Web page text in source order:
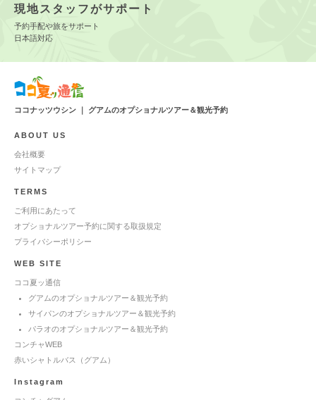
現地スタッフがサポート
予約手配や旅をサポート
日本語対応
ココナッツウシン ｜ グアムのオプショナルツアー＆観光予約
ABOUT US
会社概要
サイトマップ
TERMS
ご利用にあたって
オプショナルツアー予約に関する取扱規定
プライバシーポリシー
WEB SITE
ココ夏ッ通信
グアムのオプショナルツアー＆観光予約
サイパンのオプショナルツアー＆観光予約
パラオのオプショナルツアー＆観光予約
コンチャWEB
赤いシャトルバス（グアム）
Instagram